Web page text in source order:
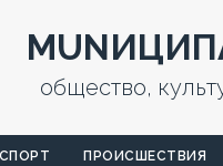
общество,
СПОРТ ПРОИСШЕСТВИЯ